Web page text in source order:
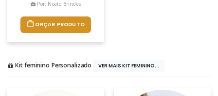
Por: Noato Brindes
ORÇAR PRODUTO
Kit feminino Personalizado VER MAIS KIT FEMININO...